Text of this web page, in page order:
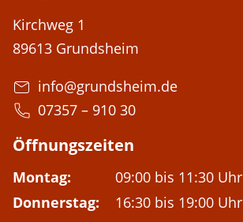
Adresse:
Kirchweg 1
89613 Grundsheim
E-Mail-Adresse:
info@grundsheim.de
Telefon:
07357 – 910 30
Öffnungszeiten
Montag:
09:00 bis 11:30 Uhr
Donnerstag:
16:30 bis 19:00 Uhr